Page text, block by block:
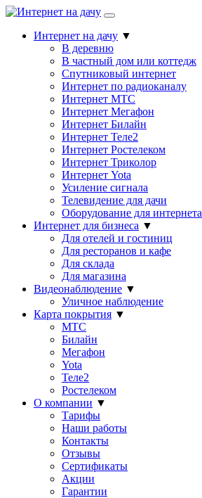
Интернет на дачу ▼
В деревню
В частный дом или коттедж
Спутниковый интернет
Интернет по радиоканалу
Интернет МТС
Интернет Мегафон
Интернет Билайн
Интернет Теле2
Интернет Ростелеком
Интернет Триколор
Интернет Yota
Усиление сигнала
Телевидение для дачи
Оборудование для интернета
Интернет для бизнеса ▼
Для отелей и гостиниц
Для ресторанов и кафе
Для склада
Для магазина
Видеонаблюдение ▼
Уличное наблюдение
Карта покрытия ▼
МТС
Билайн
Мегафон
Yota
Теле2
Ростелеком
О компании ▼
Тарифы
Наши работы
Контакты
Отзывы
Сертификаты
Акции
Гарантии